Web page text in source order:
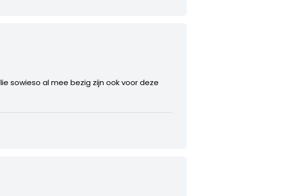
sowieso al mee bezig zijn ook voor deze